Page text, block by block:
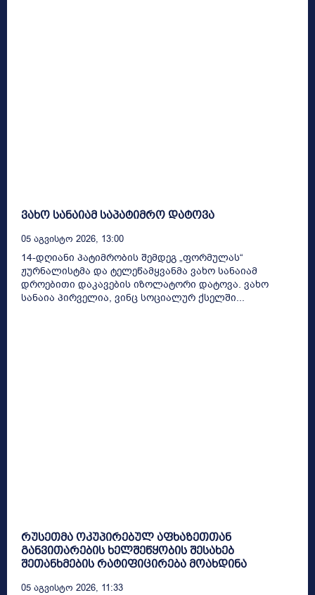
ვახო სანაიამ საპატიმრო დატოვა
05 Აგვისტო 2026, 13:00
14-დღიანი პატიმრობის შემდეგ „ფორმულას“
ჟურნალისტმა და ტელეწამყვანმა ვახო სანაიამ
დროებითი დაკავების იზოლატორი დატოვა. ვახო
სანაია პირველია, ვინც სოციალურ ქსელში...
რუსეთმა ოკუპირებულ აფხაზეთთან
განვითარების ხელშეწყობის შესახებ
შეთანხმების რატიფიცირება მოახდინა
05 Აგვისტო 2026, 11:33